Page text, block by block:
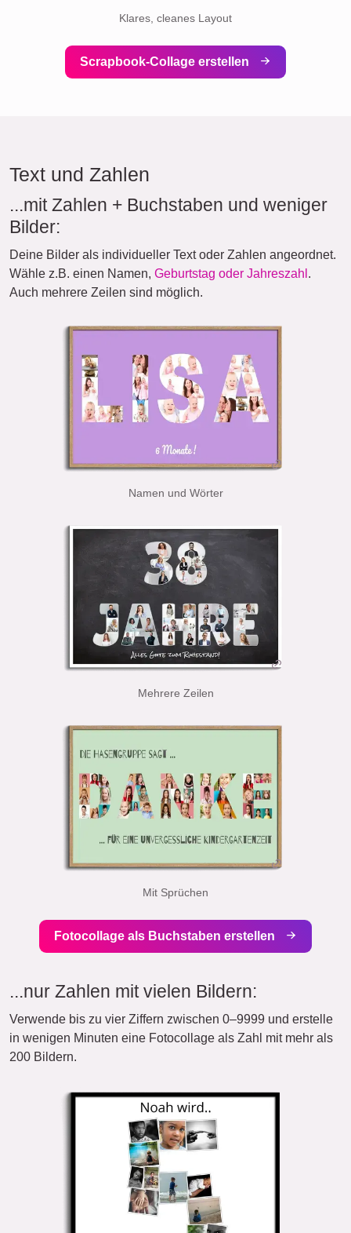
Klares, cleanes Layout
Scrapbook-Collage erstellen
Text und Zahlen
...mit Zahlen + Buchstaben und weniger
Bilder:
Deine Bilder als individueller Text oder Zahlen angeordnet.
Wähle z.B. einen Namen, Geburtstag oder Jahreszahl .
Auch mehrere Zeilen sind möglich.
Namen und Wörter
Mehrere Zeilen
Mit Sprüchen
Fotocollage als Buchstaben erstellen
...nur Zahlen mit vielen Bildern:
Verwende bis zu vier Ziffern zwischen 0–9999 und erstelle
in wenigen Minuten eine Fotocollage als Zahl mit mehr als
200 Bildern.